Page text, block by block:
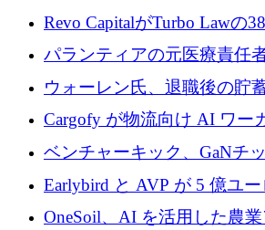
で成長を促進
Revo CapitalがTurbo Lawの
ラウンドを主導し、訴訟プ
パランティアの元医療責任
ェントの立ち上げに1,000
ウォーレン氏、退職後の貯
めに1,000万ユーロを調達
Cargofy が物流向け AI ワー
万ドルを獲得
ベンチャーキック、GaNチ
ユーロでMinisaを支援
Earlybird と AVP が 5 億ユ
重用途の成長基金である
OneSoil、AI を活用した農